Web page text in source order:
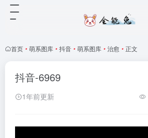
首页 • 萌系图库 • 抖音 • 萌系图库 • 治愈 • 正文
抖音-6969
1年前更新